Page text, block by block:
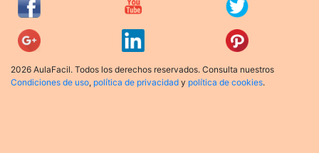
2026 AulaFacil. Todos los derechos reservados. Consulta nuestros
Condiciones de uso, política de privacidad y política de cookies.